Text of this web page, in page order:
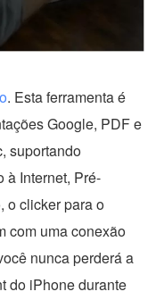
. Esta ferramenta é
Google, PDF e
suportando
à Internet, Pré-
o clicker para o
com uma conexão
nunca perderá a
do iPhone durante